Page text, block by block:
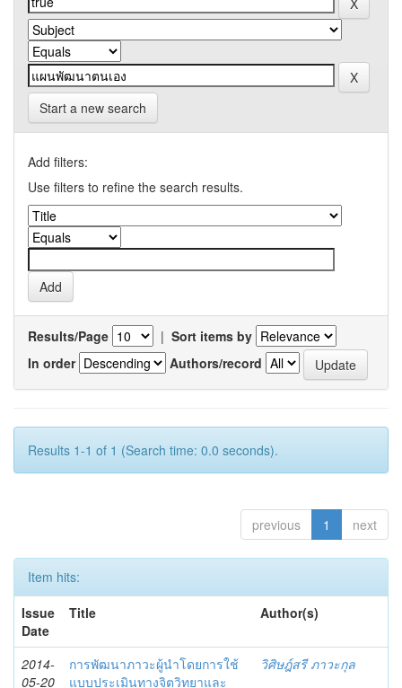
Start a new search
Add filters:
Use filters to refine the search results.
Results/Page | Sort items by
In order
Authors/record
Results 1-1 of 1 (Search time: 0.0 seconds).
previous 1 next
Item hits:
Issue
Date
Title Author(s)
2014-
05-20
การพัฒนาภาวะผู้นำโดยการใช้
แบบประเมินทางจิตวิทยาและ
วิศิษฎ์สรี ภาวะกุล